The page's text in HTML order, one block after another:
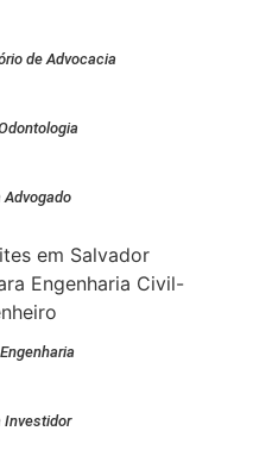
de Advocacia
Advogado
Investidor